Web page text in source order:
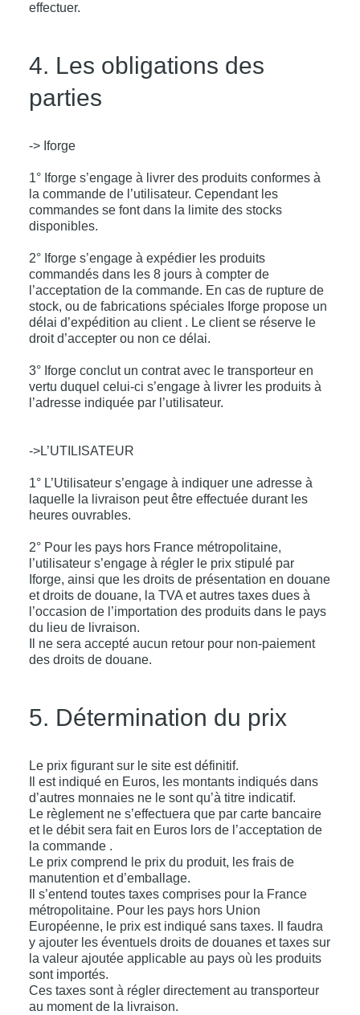
effectuer.
4. Les obligations des
parties
-> Iforge
1° Iforge s’engage à livrer des produits conformes à
la commande de l’utilisateur. Cependant les
commandes se font dans la limite des stocks
disponibles.
2° Iforge s’engage à expédier les produits
commandés dans les 8 jours à compter de
l’acceptation de la commande. En cas de rupture de
stock, ou de fabrications spéciales Iforge propose un
délai d’expédition au client . Le client se réserve le
droit d’accepter ou non ce délai.
3° Iforge conclut un contrat avec le transporteur en
vertu duquel celui-ci s’engage à livrer les produits à
l’adresse indiquée par l’utilisateur.
->L’UTILISATEUR
1° L’Utilisateur s’engage à indiquer une adresse à
laquelle la livraison peut être effectuée durant les
heures ouvrables.
2° Pour les pays hors France métropolitaine,
l’utilisateur s’engage à régler le prix stipulé par
Iforge, ainsi que les droits de présentation en douane
et droits de douane, la TVA et autres taxes dues à
l’occasion de l’importation des produits dans le pays
du lieu de livraison.
Il ne sera accepté aucun retour pour non-paiement
des droits de douane.
5. Détermination du prix
Le prix figurant sur le site est définitif.
Il est indiqué en Euros, les montants indiqués dans
d’autres monnaies ne le sont qu’à titre indicatif.
Le règlement ne s’effectuera que par carte bancaire
et le débit sera fait en Euros lors de l’acceptation de
la commande .
Le prix comprend le prix du produit, les frais de
manutention et d’emballage.
Il s’entend toutes taxes comprises pour la France
métropolitaine. Pour les pays hors Union
Européenne, le prix est indiqué sans taxes. Il faudra
y ajouter les éventuels droits de douanes et taxes sur
la valeur ajoutée applicable au pays où les produits
sont importés.
Ces taxes sont à régler directement au transporteur
au moment de la livraison.